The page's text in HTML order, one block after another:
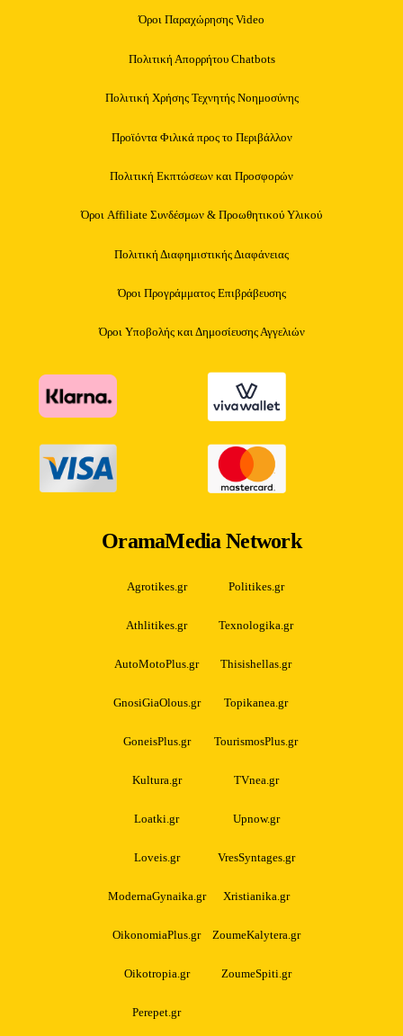
Όροι Παραχώρησης Video
Πολιτική Απορρήτου Chatbots
Πολιτική Χρήσης Τεχνητής Νοημοσύνης
Προϊόντα Φιλικά προς το Περιβάλλον
Πολιτική Εκπτώσεων και Προσφορών
Όροι Affiliate Συνδέσμων & Προωθητικού Υλικού
Πολιτική Διαφημιστικής Διαφάνειας
Όροι Προγράμματος Επιβράβευσης
Όροι Υποβολής και Δημοσίευσης Αγγελιών
OramaMedia Network
Agrotikes.gr Politikes.gr
Athlitikes.gr Texnologika.gr
AutoMotoPlus.gr Thisishellas.gr
GnosiGiaOlous.gr Topikanea.gr
GoneisPlus.gr TourismosPlus.gr
Kultura.gr TVnea.gr
Loatki.gr Upnow.gr
Loveis.gr VresSyntages.gr
ModernaGynaika.gr Xristianika.gr
OikonomiaPlus.gr ZoumeKalytera.gr
Oikotropia.gr ZoumeSpiti.gr
Perepet.gr